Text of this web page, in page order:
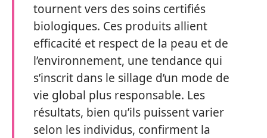
tournent vers des soins certifiés
biologiques. Ces produits allient
efficacité et respect de la peau et de
l’environnement, une tendance qui
s’inscrit dans le sillage d’un mode de
vie global plus responsable. Les
résultats, bien qu’ils puissent varier
selon les individus, confirment la